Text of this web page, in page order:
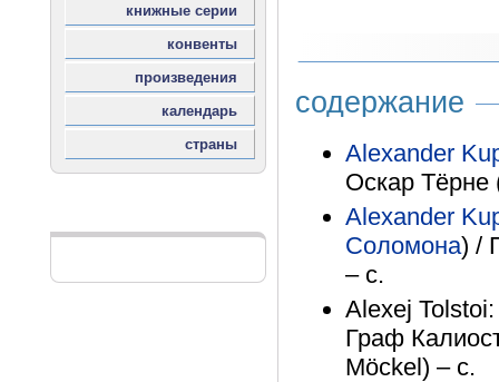
содержание
Alexander
Оскар Тёрне
Alexander
Соломона) /
– с.
Alexej
Граф
Möckel) – с.